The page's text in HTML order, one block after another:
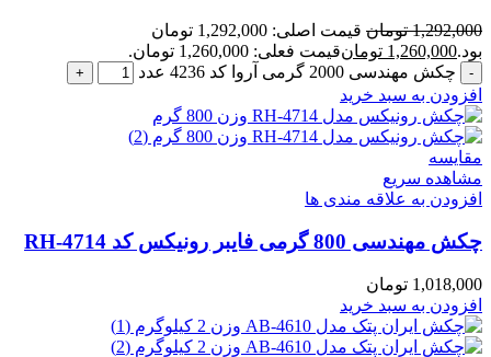
1,292,000 تومان
قیمت اصلی: 1,292,000 تومان
بود.1,260,000 تومانقیمت فعلی: 1,260,000 تومان.
چکش مهندسی 2000 گرمی آروا کد 4236 عدد
افزودن به سبد خرید
مقایسه
مشاهده سریع
افزودن به علاقه مندی ها
چکش مهندسی 800 گرمی فایبر رونیکس کد RH-4714
1,018,000 تومان
افزودن به سبد خرید